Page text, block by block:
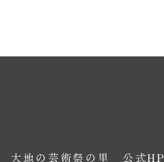
大地の芸術祭の里 公式HP